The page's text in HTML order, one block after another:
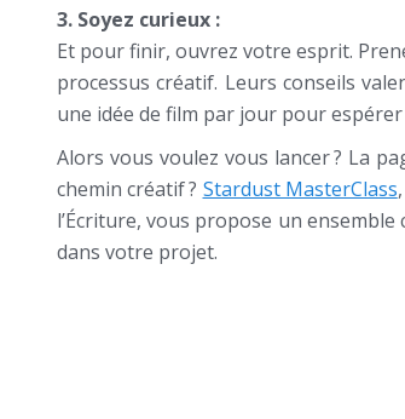
3. Soyez curieux :
Et pour finir, ouvrez votre esprit.
processus créatif. Leurs conseils
une idée de film par jour pour
Alors vous voulez vous lancer ? La
chemin créatif ? Stardust MasterClass
l’Écriture, vous propose un
dans votre projet.